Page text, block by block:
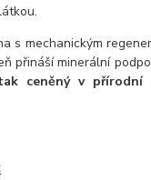
s mechanickým
přináší minerální
ceněný v přírodní